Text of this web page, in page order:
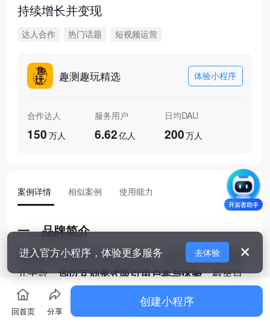
持续增长并变现
达人合作 热门话题 短视频运营
趣测趣玩精选 体验小程序
合作达人
150 万人
服务用户
6.62亿人
日均DAU
200万人
案例详情 相似案例 使用能力
一、品牌简介
趣测趣玩小程序于2020年上线，该小程序在线单品
几千款，均以互动形式吸引用户参与体验。截至目
前，产品涵盖娱乐、影视、科学、热点等多主题，
如“测一测你未来会开什么车”、“来看看你的姓氏起
回首页 分享
创建小程序
进入官方小程序，体验更多服务 去体验